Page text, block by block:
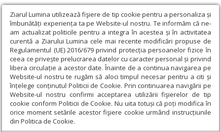
Ziarul Lumina utilizează fişiere de tip cookie pentru a personaliza și
îmbunătăți experiența ta pe Website-ul nostru. Te informăm că ne-
am actualizat politicile pentru a integra în acestea și în activitatea
curentă a Ziarului Lumina cele mai recente modificări propuse de
Regulamentul (UE) 2016/679 privind protecția persoanelor fizice în
ceea ce privește prelucrarea datelor cu caracter personal și privind
libera circulație a acestor date. Înainte de a continua navigarea pe
Website-ul nostru te rugăm să aloci timpul necesar pentru a citi și
înțelege conținutul Politicii de Cookie. Prin continuarea navigării pe
Website-ul nostru confirmi acceptarea utilizării fişierelor de tip
cookie conform Politicii de Cookie. Nu uita totuși că poți modifica în
orice moment setările acestor fişiere cookie urmând instrucțiunile
din Politica de Cookie.
Ziarul Lumina › Actualitate religioasă › Știri › Izvorul Tămăduirii
prăznuit la Mănăstirea Trotușanu
Izvorul Tămăduirii prăznuit la Mănăstirea
Trotușanu